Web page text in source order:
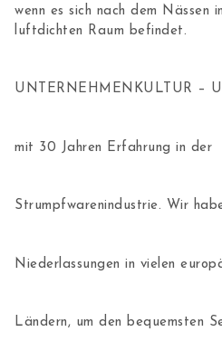
wenn es sich nach dem Nässen
luftdichten Raum befindet.
UNTERNEHMENKULTUR –
mit 30 Jahren Erfahrung in der
Strumpfwarenindustrie. Wir
Niederlassungen in vielen
Ländern, um den bequemsten